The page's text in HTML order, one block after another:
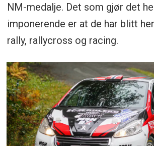
NM-medalje. Det som gjør det
imponerende er at de har blitt
rally, rallycross og racing.